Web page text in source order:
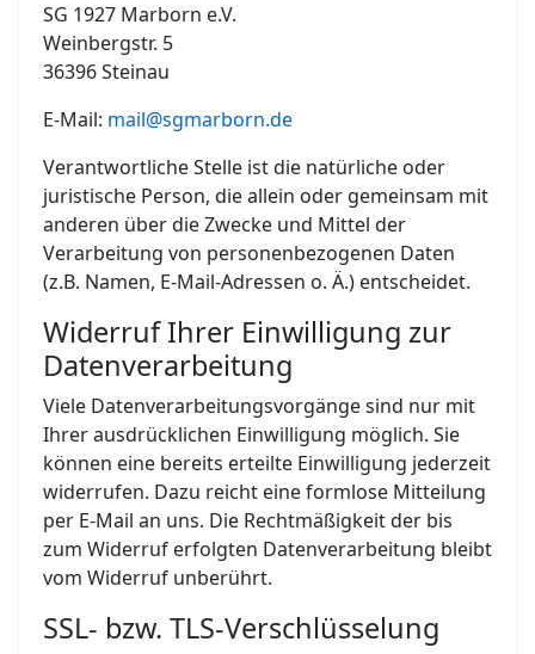
SG 1927 Marborn e.V.
Weinbergstr. 5
36396 Steinau
E-Mail: mail@sgmarborn.de
Verantwortliche Stelle ist die natürliche oder
juristische Person, die allein oder gemeinsam mit
anderen über die Zwecke und Mittel der
Verarbeitung von personenbezogenen Daten
(z.B. Namen, E-Mail-Adressen o. Ä.) entscheidet.
Widerruf Ihrer Einwilligung zur
Datenverarbeitung
Viele Datenverarbeitungsvorgänge sind nur mit
Ihrer ausdrücklichen Einwilligung möglich. Sie
können eine bereits erteilte Einwilligung jederzeit
widerrufen. Dazu reicht eine formlose Mitteilung
per E-Mail an uns. Die Rechtmäßigkeit der bis
zum Widerruf erfolgten Datenverarbeitung bleibt
vom Widerruf unberührt.
SSL- bzw. TLS-Verschlüsselung